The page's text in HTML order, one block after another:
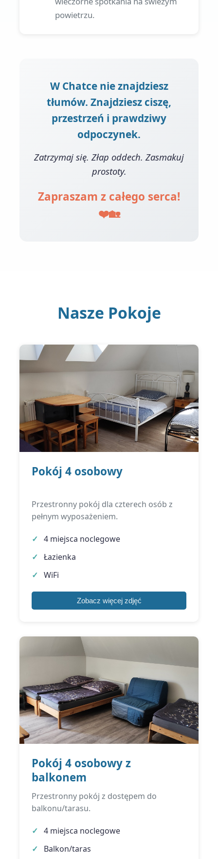
powietrzu.
W Chatce nie znajdziesz
tłumów. Znajdziesz ciszę,
przestrzeń i prawdziwy
odpoczynek.
Zatrzymaj się. Złap oddech. Zasmakuj
prostoty.
Zapraszam z całego serca!
❤️🏡
Nasze Pokoje
Pokój 4 osobowy
Przestronny pokój dla czterech osób z
pełnym wyposażeniem.
4 miejsca noclegowe
Łazienka
WiFi
Zobacz więcej zdjęć
Pokój 4 osobowy z
balkonem
Przestronny pokój z dostępem do
balkonu/tarasu.
4 miejsca noclegowe
Balkon/taras